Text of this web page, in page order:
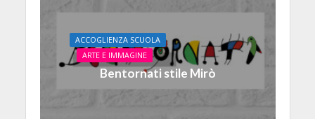
ACCOGLIENZA SCUOLA
ARTE E IMMAGINE
Bentornati stile Mirò